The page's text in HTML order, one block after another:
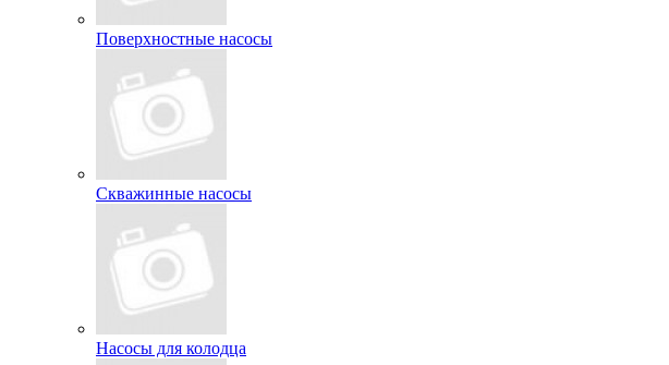
Поверхностные насосы
Скважинные насосы
Насосы для колодца